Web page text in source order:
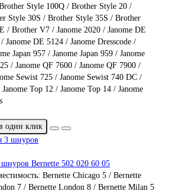
Style 100Q / Brother Style 20 /
Style 30S / Brother Style 35S / Brother
/ Brother V7 / Janome 2020 / Janome DE
Janome DE 5124 / Janome Dresscode /
Japan 957 / Janome Japan 959 / Janome
/ Janome QF 7600 / Janome QF 7900 /
Sewist 725 / Janome Sewist 740 DC /
Top 12 / Janome Top 14 / Janome
один клик
Bernette 502 020 60 05
Bernette Chicago 5 / Bernette
7 / Bernette London 8 / Bernette Milan 5